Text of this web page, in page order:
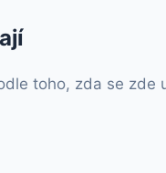
toho, zda se